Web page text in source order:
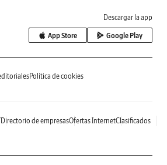
Descargar la app
App Store Google Play
Política de cookies
Directorio de empresasOfertas InternetClasificados